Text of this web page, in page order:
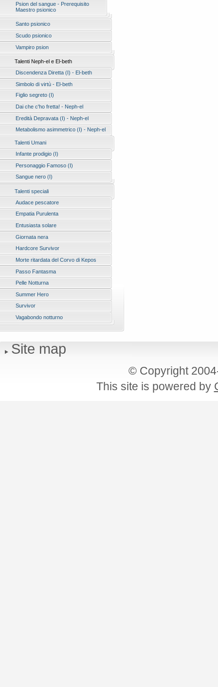
Psion del sangue - Prerequisito
Maestro psionico
Santo psionico
Scudo psionico
Vampiro psion
Talenti Neph-el e El-beth
Discendenza Diretta (I) - El-beth
Simbolo di virtù - El-beth
Figlio segreto (I)
Dai che c'ho fretta! - Neph-el
Eredità Depravata (I) - Neph-el
Metabolismo asimmetrico (I) - Neph-el
Talenti Umani
Infante prodigio (I)
Personaggio Famoso (I)
Sangue nero (I)
Talenti speciali
Audace pescatore
Empatia Purulenta
Entusiasta solare
Giornata nera
Hardcore Survivor
Morte ritardata del Corvo di Kepos
Passo Fantasma
Pelle Notturna
Summer Hero
Survivor
Vagabondo notturno
Site map
© Copyright
This site is powered by